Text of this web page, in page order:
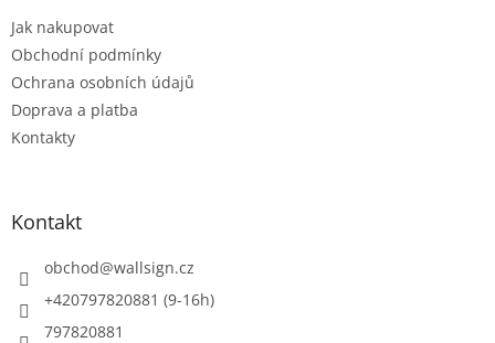
Jak nakupovat
Obchodní podmínky
Ochrana osobních údajů
Doprava a platba
Kontakty
Kontakt
obchod@wallsign.cz
+420797820881 (9-16h)
797820881